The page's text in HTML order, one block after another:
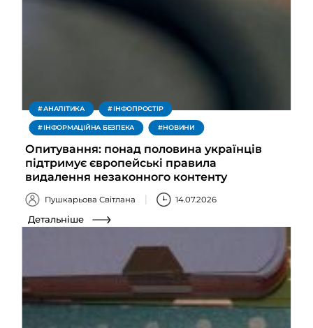
АНАЛІТИКА ІНФОПРОСТІР
ІНФОРМАЦІЙНА БЕЗПЕКА НОВИНИ
Опитування: понад половина українців
підтримує європейські правила
видалення незаконного контенту
Пушкарьова Світлана 14.07.2026
Детальніше